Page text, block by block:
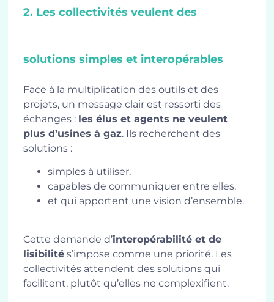
2. Les collectivités veulent des
solutions simples et interopérables
Face à la multiplication des outils et des
projets, un message clair est ressorti des
échanges : les élus et agents ne veulent
plus d’usines à gaz. Ils recherchent des
solutions :
simples à utiliser,
capables de communiquer entre elles,
et qui apportent une vision d’ensemble.
Cette demande d’interopérabilité et de
lisibilité s’impose comme une priorité. Les
collectivités attendent des solutions qui
facilitent, plutôt qu’elles ne complexifient.